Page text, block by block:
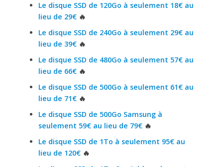
Le disque SSD de 120Go à seulement 18€ au
lieu de 29€ 🔥
Le disque SSD de 240Go à seulement 29€ au
lieu de 39€🔥
Le disque SSD de 480Go à seulement 57€ au
lieu de 66€ 🔥
Le disque SSD de 500Go à seulement 61€ au
lieu de 71€🔥
Le disque SSD de 500Go Samsung à
seulement 59€ au lieu de 79€🔥
Le disque SSD de 1To à seulement 95€ au
lieu de 120€🔥